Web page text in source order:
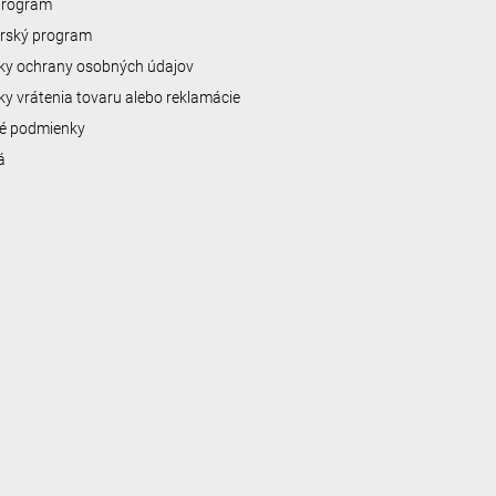
program
ochrany osobných údajov
vrátenia tovaru alebo reklamácie
podmienky